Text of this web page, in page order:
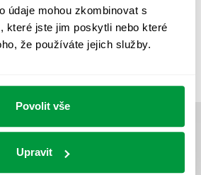
údaje mohou zkombinovat s
které jste jim poskytli nebo které
že používáte jejich služby.
Povolit vše
Upravit
ZASTÍNĚNÍ